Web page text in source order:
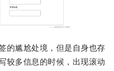
的尴尬处境，但是自身也存
较多信息的时候，出现滚动